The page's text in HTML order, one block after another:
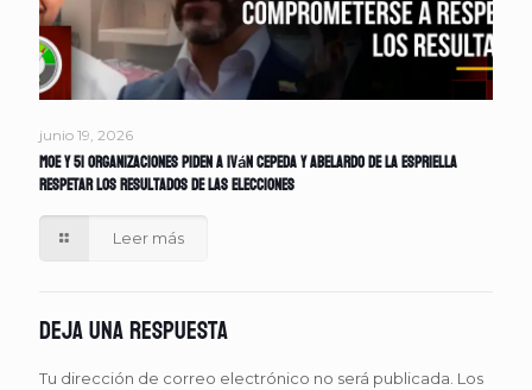
junio 19, 2026
MOE y 51 organizaciones piden a Iván Cepeda y Abelardo de la Espriella
respetar los resultados de las elecciones
Leer más
Deja una respuesta
Tu dirección de correo electrónico no será publicada. Los